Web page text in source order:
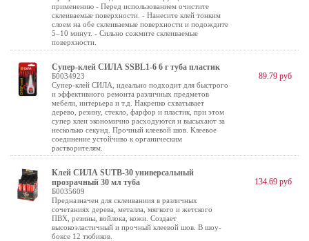
применению - Перед использованием очистите
склеиваемые поверхности. - Нанесите клей тонким
слоем на обе склеиваемые поверхности и подождите
5–10 минут. - Сильно сожмите склеиваемые
поверхности.
Супер-клей СИЛА SSBL1-6 6 г туба пластик
Б0034923
Супер-клей СИЛА, идеально подходит для быстрого
и эффективного ремонта различных предметов
мебели, интерьера и т.д. Накрепко схватывает
дерево, резину, стекло, фарфор и пластик, при этом
супер клеи экономично расходуются и высыхают за
несколько секунд. Прочный клеевой шов. Клеевое
соединение устойчиво к органическим
растворителям.
89.79 руб
Клей СИЛА SUTB-30 универсальный
прозрачный 30 мл туба
Б0035609
Предназначен для склеиваниия в различных
сочетаниях дерева, металла, мягкого и жетского
ПВХ, резины, войлока, кожи. Создает
высокоэластичный и прочный клеевой шов. В шоу-
боксе 12 тюбиков.
134.69 руб